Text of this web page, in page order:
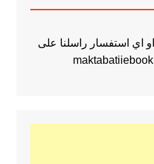
اي استفسار راسلنا على